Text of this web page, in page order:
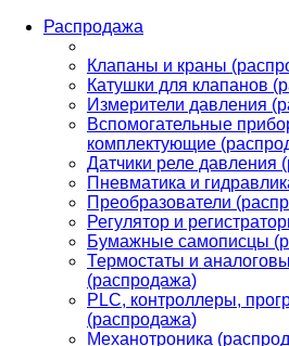
Распродажа
Клапаны и краны
Катушки для клапанов
Измерители давления
Вспомогательные
комплектующие
Датчики реле давления
Пневматика и
Преобразователи
Регулятор и
Бумажные самописцы
Термостаты и
(распродажа)
PLС, контроллеры,
(распродажа)
Механотроника